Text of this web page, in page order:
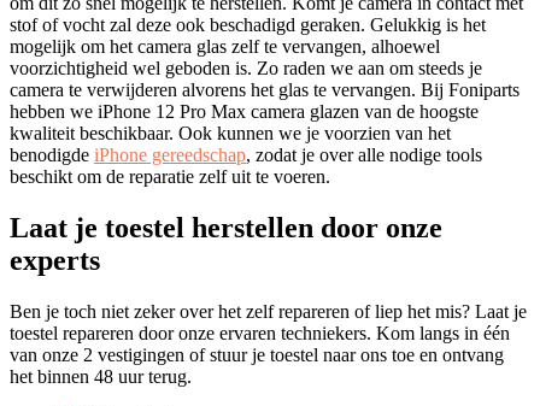
stof of vocht zal deze ook beschadigd geraken. Gelukkig is het
mogelijk om het camera glas zelf te vervangen, alhoewel
voorzichtigheid wel geboden is. Zo raden we aan om steeds je
camera te verwijderen alvorens het glas te vervangen. Bij Foniparts
hebben we iPhone 12 Pro Max camera glazen van de hoogste
kwaliteit beschikbaar. Ook kunnen we je voorzien van het
benodigde iPhone gereedschap, zodat je over alle nodige tools
beschikt om de reparatie zelf uit te voeren.
Laat je toestel herstellen door onze
experts
Ben je toch niet zeker over het zelf repareren of liep het mis? Laat je
toestel repareren door onze ervaren techniekers. Kom langs in één
van onze 2 vestigingen of stuur je toestel naar ons toe en ontvang
het binnen 48 uur terug.